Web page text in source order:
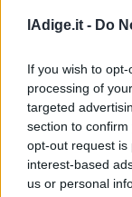
lAdige.it - Do
If you wish to
processing of
targeted
section to
opt-out request is
interest-based
us or personal